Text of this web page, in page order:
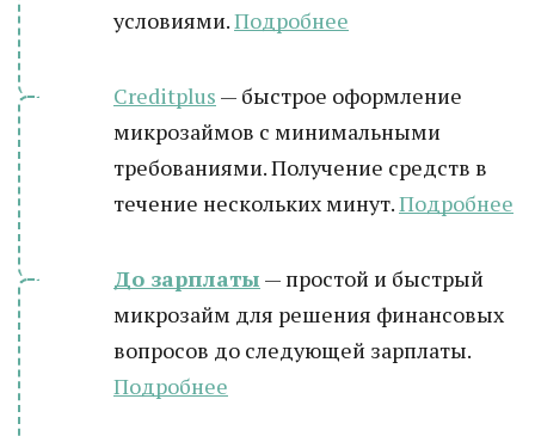
условиями.Подробнее
Creditplus — быстрое оформление
микрозаймов с минимальными
требованиями. Получение средств в
течение нескольких минут.Подробнее
До зарплаты — простой и быстрый
микрозайм для решения финансовых
вопросов до следующей зарплаты.
Подробнее